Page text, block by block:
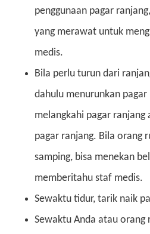
penggunaan pagar
yang merawat untuk
medis.
Bila perlu turun dari
dahulu menurunkan
melangkahi pagar
pagar ranjang. Bila orang
samping, bisa menekan
memberitahu staf medis.
Sewaktu tidur, tarik naik
Sewaktu Anda atau orang